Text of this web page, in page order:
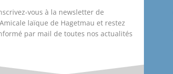
vous à la newsletter de
laïque de Hagetmau et restez
par mail de toutes nos actualités